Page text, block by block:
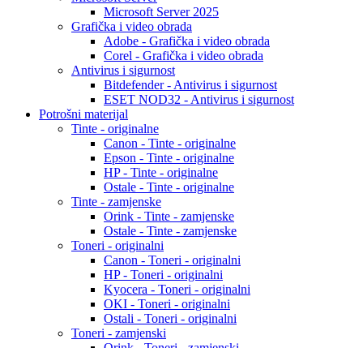
Microsoft Server 2025
Grafička i video obrada
Adobe - Grafička i video obrada
Corel - Grafička i video obrada
Antivirus i sigurnost
Bitdefender - Antivirus i sigurnost
ESET NOD32 - Antivirus i sigurnost
Potrošni materijal
Tinte - originalne
Canon - Tinte - originalne
Epson - Tinte - originalne
HP - Tinte - originalne
Ostale - Tinte - originalne
Tinte - zamjenske
Orink - Tinte - zamjenske
Ostale - Tinte - zamjenske
Toneri - originalni
Canon - Toneri - originalni
HP - Toneri - originalni
Kyocera - Toneri - originalni
OKI - Toneri - originalni
Ostali - Toneri - originalni
Toneri - zamjenski